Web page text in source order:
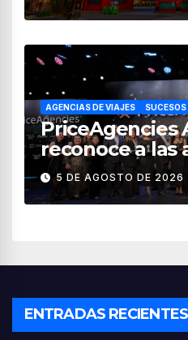
AGENCIAS DE VIAJES
PriceAgencies
reconoce a las
impulsan el
turismo en
5 DE AGOSTO DE 2026
ENTRADAS RECIENTES